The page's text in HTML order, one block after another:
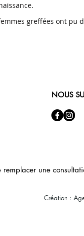
greffées ont pu
NOUS
une
Création :